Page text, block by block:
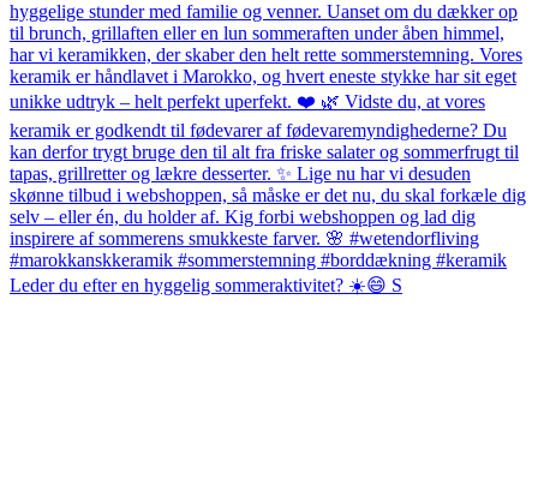
Leder du efter en hyggelig sommeraktivitet? ☀️😄 S